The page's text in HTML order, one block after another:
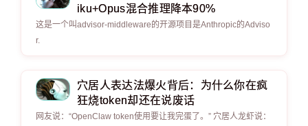
iku+Opus混合推理降本90%
这是一个叫advisor-middleware的开源项目是Anthropic的Adviso
r.
穴居人表达法爆火背后：为什么你在疯
狂烧token却还在说废话
网友说：“OpenClaw token使用要让我完蛋了。” 穴居人龙虾说：